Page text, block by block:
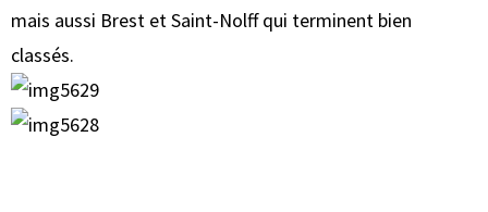
mais aussi Brest et Saint-Nolff qui terminent bien
classés.